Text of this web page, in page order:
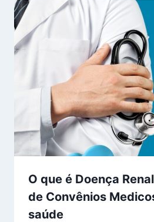
O que é Doença
de Convênios
saúde